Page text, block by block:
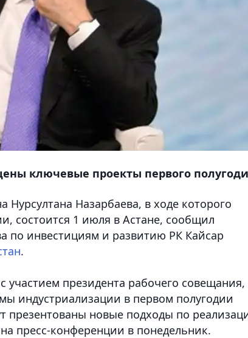
ключевые проекты первого
Нурсултана Назарбаева, в ходе которого
состоится 1 июля в Астане, сообщил
по инвестициям и развитию РК Кайсар
.
участием президента рабочего совещания,
индустриализации в первом полугодии
презентованы новые подходы по
пресс-конференции в понедельник.